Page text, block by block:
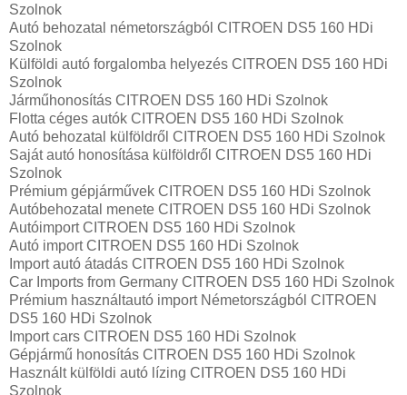
Szolnok
Autó behozatal németországból CITROEN DS5 160 HDi
Szolnok
Külföldi autó forgalomba helyezés CITROEN DS5 160 HDi
Szolnok
Járműhonosítás CITROEN DS5 160 HDi Szolnok
Flotta céges autók CITROEN DS5 160 HDi Szolnok
Autó behozatal külföldről CITROEN DS5 160 HDi Szolnok
Saját autó honosítása külföldről CITROEN DS5 160 HDi
Szolnok
Prémium gépjárművek CITROEN DS5 160 HDi Szolnok
Autóbehozatal menete CITROEN DS5 160 HDi Szolnok
Autóimport CITROEN DS5 160 HDi Szolnok
Autó import CITROEN DS5 160 HDi Szolnok
Import autó átadás CITROEN DS5 160 HDi Szolnok
Car Imports from Germany CITROEN DS5 160 HDi Szolnok
Prémium használtautó import Németországból CITROEN
DS5 160 HDi Szolnok
Import cars CITROEN DS5 160 HDi Szolnok
Gépjármű honosítás CITROEN DS5 160 HDi Szolnok
Használt külföldi autó lízing CITROEN DS5 160 HDi
Szolnok